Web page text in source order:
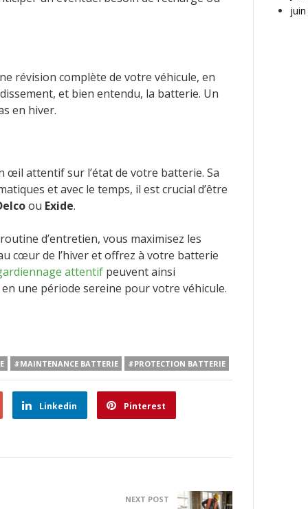
révision complète de votre véhicule, en
et bien entendu, la batterie. Un
en hiver.
œil attentif sur l’état de votre batterie. Sa
et avec le temps, il est crucial d’être
ou Exide.
d’entretien, vous maximisez les
cœur de l’hiver et offrez à votre batterie
attentif peuvent ainsi
une période sereine pour votre véhicule.
#MAINTENANCE BATTERIE #PROTECTION BATTERIE
Linkedin Pinterest
NEXT POST
juin